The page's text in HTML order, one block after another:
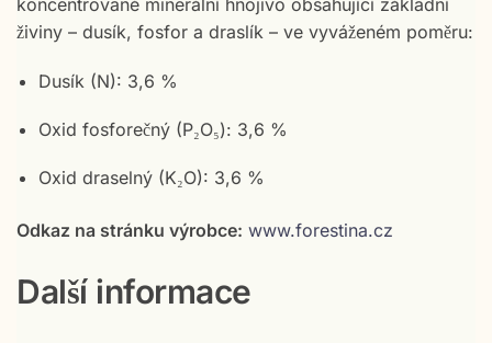
koncentrované minerální hnojivo obsahující základní
živiny – dusík, fosfor a draslík – ve vyváženém poměru:
Dusík (N): 3,6 %
Oxid fosforečný (P₂O₅): 3,6 %
Oxid draselný (K₂O): 3,6 %
Odkaz na stránku výrobce: www.forestina.cz
Další informace